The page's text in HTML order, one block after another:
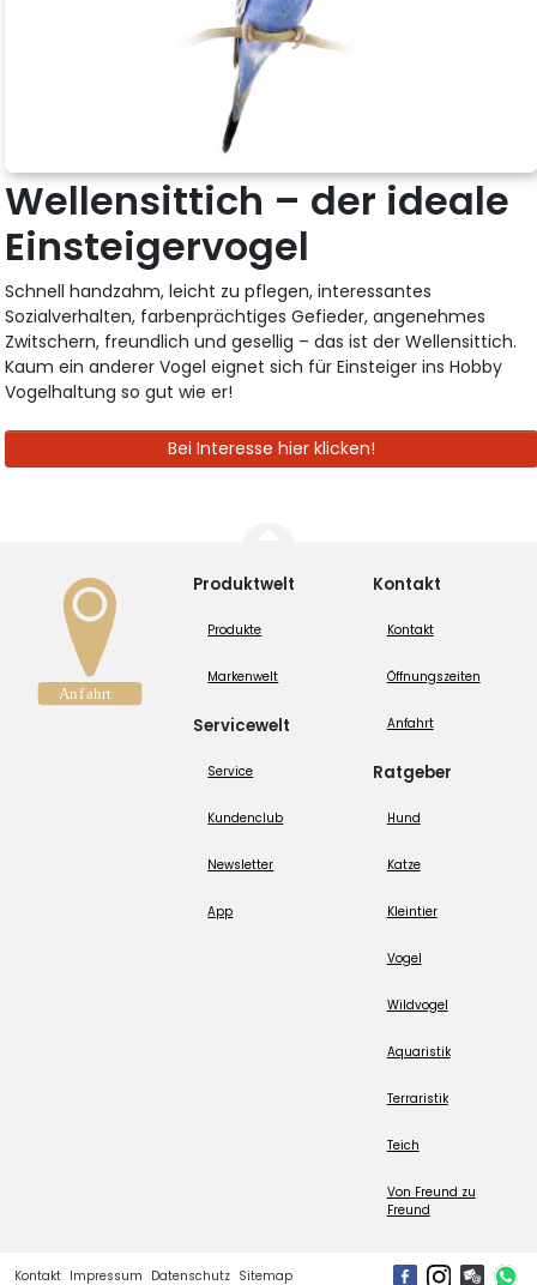
Wellensittich – der ideale
Einsteigervogel
Schnell handzahm, leicht zu pflegen, interessantes
Sozialverhalten, farbenprächtiges Gefieder, angenehmes
Zwitschern, freundlich und gesellig – das ist der Wellensittich.
Kaum ein anderer Vogel eignet sich für Einsteiger ins Hobby
Vogelhaltung so gut wie er!
Bei Interesse hier klicken!
Produktwelt
Produkte
Markenwelt
Servicewelt
Service
Kundenclub
Newsletter
App
Kontakt
Kontakt
Öffnungszeiten
Anfahrt
Ratgeber
Hund
Katze
Kleintier
Vogel
Wildvogel
Aquaristik
Terraristik
Teich
Von Freund zu
Freund
Kontakt Impressum Datenschutz Sitemap